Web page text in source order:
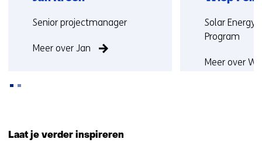
Functie:
Senior projectmanager
Meer over Jan
Functie:
Solar Energy
Program
Meer over
Laat je verder inspireren